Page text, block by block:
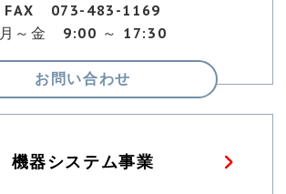
FAX 073-483-1169
月～金 9:00 ～ 17:30
お問い合わせ
機器システム事業